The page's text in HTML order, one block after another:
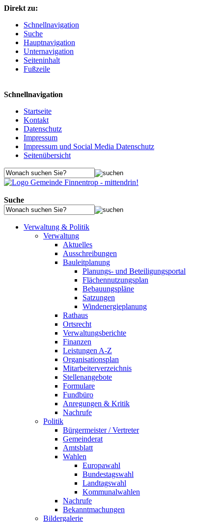
Direkt zu:
Schnellnavigation
Suche
Hauptnavigation
Unternavigation
Seiteninhalt
Fußzeile
Schnellnavigation
Startseite
Kontakt
Datenschutz
Impressum
Impressum und Social Media Datenschutz
Seitenübersicht
Suche
Verwaltung & Politik
Verwaltung
Aktuelles
Ausschreibungen
Bauleitplanung
Planungs- und Beteiligungsportal
Flächennutzungsplan
Bebauungspläne
Satzungen
Windenergieplanung
Rathaus
Ortsrecht
Verwaltungsberichte
Finanzen
Leistungen A-Z
Organisationsplan
Mitarbeiterverzeichnis
Stellenangebote
Formulare
Fundbüro
Anregungen & Kritik
Nachrufe
Politik
Bürgermeister / Vertreter
Gemeinderat
Amtsblatt
Wahlen
Europawahl
Bundestagswahl
Landtagswahl
Kommunalwahlen
Nachrufe
Bekanntmachungen
Bildergalerie